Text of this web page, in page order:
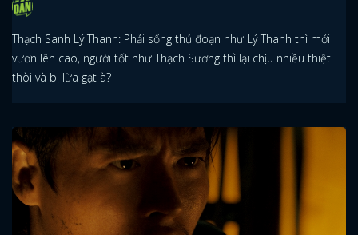
Thạch Sanh Lý Thanh: Phải sống thủ đoạn như Lý Thanh thì mới
vươn lên cao, người tốt như Thạch Sương thì lại chịu nhiều thiệt
thòi và bị lừa gạt à?